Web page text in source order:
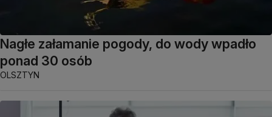
Nagłe załamanie pogody, do wody wpadło
ponad 30 osób
OLSZTYN